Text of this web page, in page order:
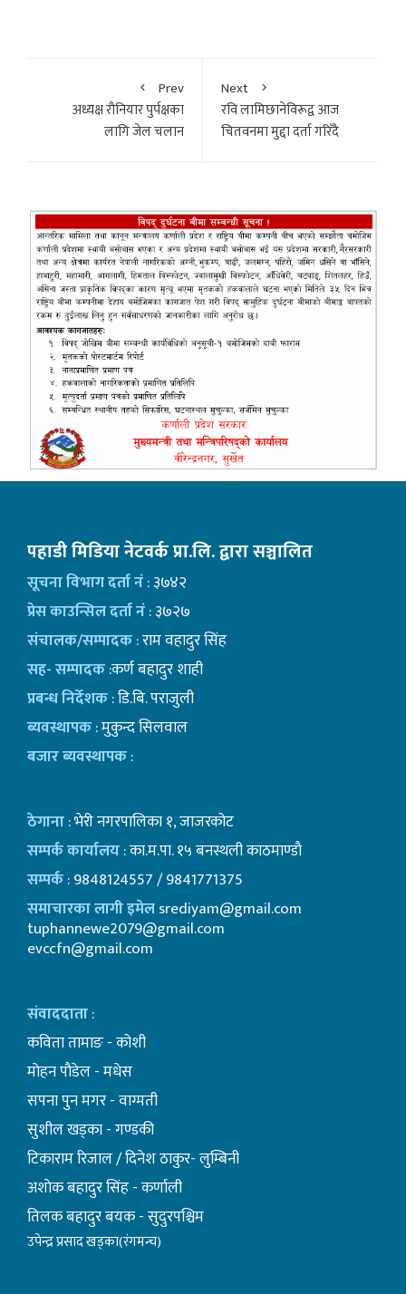
Prev
अध्यक्ष रौनियार पुर्पक्षका
लागि जेल चलान
Next
रवि लामिछानेविरूद्व आज
चितवनमा मुद्दा दर्ता गरिँदै
पहाडी मिडिया नेटवर्क प्रा.लि. द्वारा सञ्चालित
सूचना विभाग दर्ता नं: ३७४२
प्रेस काउन्सिल दर्ता नं: ३७२७
संचालक/सम्पादक: राम वहादुर सिंह
सह- सम्पादक:कर्ण बहादुर शाही
प्रबन्ध निर्देशक: डि.बि. पराजुली
ब्यवस्थापक: मुकुन्द सिलवाल
बजार ब्यवस्थापक:
ठेगाना: भेरी नगरपालिका १, जाजरकोट
सम्पर्क कार्यालय: का.म.पा. १५ बनस्थली काठमाण्डाै
सम्पर्क: 9848124557 / 9841771375
समाचारका लागी इमेलsrediyam@gmail.com
tuphannewe2079@gmail.com
evccfn@gmail.com
संवाददाता:
कविता तामाङ - कोशी
माेहन पाैडेल - मधेस
सपना पुन मगर - वाग्मती
सुशील खड्का - गण्डकी
टिकाराम रिजाल / दिनेश ठाकुर- लुम्बिनी
अशाेक बहादुर सिंह - कर्णाली
तिलक बहादुर बयक - सुदुरपश्चिम
उपेन्द्र प्रसाद खड्का(रंगमन्च)